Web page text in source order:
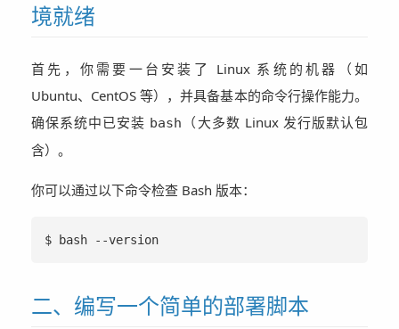
境就绪
首先，你需要一台安装了 Linux 系统的机器（如
Ubuntu、CentOS 等），并具备基本的命令行操作能力。
确保系统中已安装 bash
（大多数 Linux 发行版默认包
含）。
你可以通过以下命令检查 Bash 版本：
$ bash --version
二、编写一个简单的部署脚本